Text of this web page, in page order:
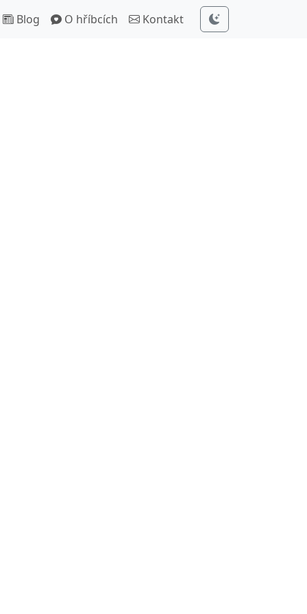
Blog O hříbcích Kontakt